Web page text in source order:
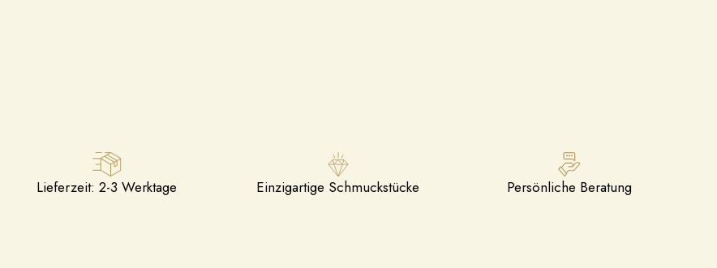
Lieferzeit: 2-3 Werktage Einzigartige Schmuckstücke Persönliche Beratung